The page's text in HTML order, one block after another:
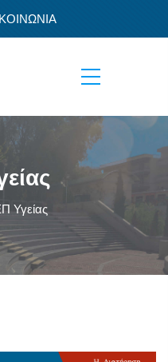
Υγείας